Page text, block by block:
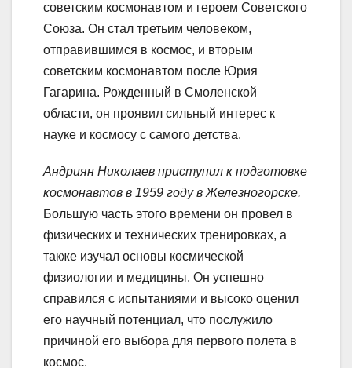
советским космонавтом и героем Советского
Союза. Он стал третьим человеком,
отправившимся в космос, и вторым
советским космонавтом после Юрия
Гагарина. Рожденный в Смоленской
области, он проявил сильный интерес к
науке и космосу с самого детства.
Андриян Николаев приступил к подготовке
космонавтов в 1959 году в Железногорске.
Большую часть этого времени он провел в
физических и технических тренировках, а
также изучал основы космической
физиологии и медицины. Он успешно
справился с испытаниями и высоко оценил
его научный потенциал, что послужило
причиной его выбора для первого полета в
космос.